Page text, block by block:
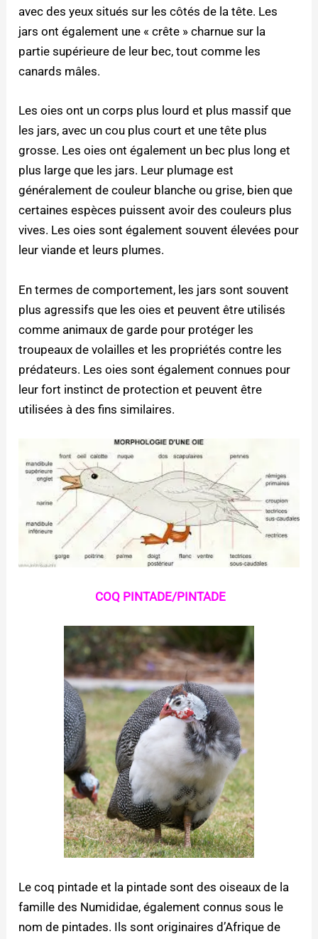
avec des yeux situés sur les côtés de la tête. Les
jars ont également une « crête » charnue sur la
partie supérieure de leur bec, tout comme les
canards mâles.
Les oies ont un corps plus lourd et plus massif que
les jars, avec un cou plus court et une tête plus
grosse. Les oies ont également un bec plus long et
plus large que les jars. Leur plumage est
généralement de couleur blanche ou grise, bien que
certaines espèces puissent avoir des couleurs plus
vives. Les oies sont également souvent élevées pour
leur viande et leurs plumes.
En termes de comportement, les jars sont souvent
plus agressifs que les oies et peuvent être utilisés
comme animaux de garde pour protéger les
troupeaux de volailles et les propriétés contre les
prédateurs. Les oies sont également connues pour
leur fort instinct de protection et peuvent être
utilisées à des fins similaires.
COQ PINTADE/PINTADE
Le coq pintade et la pintade sont des oiseaux de la
famille des Numididae, également connus sous le
nom de pintades. Ils sont originaires d’Afrique de